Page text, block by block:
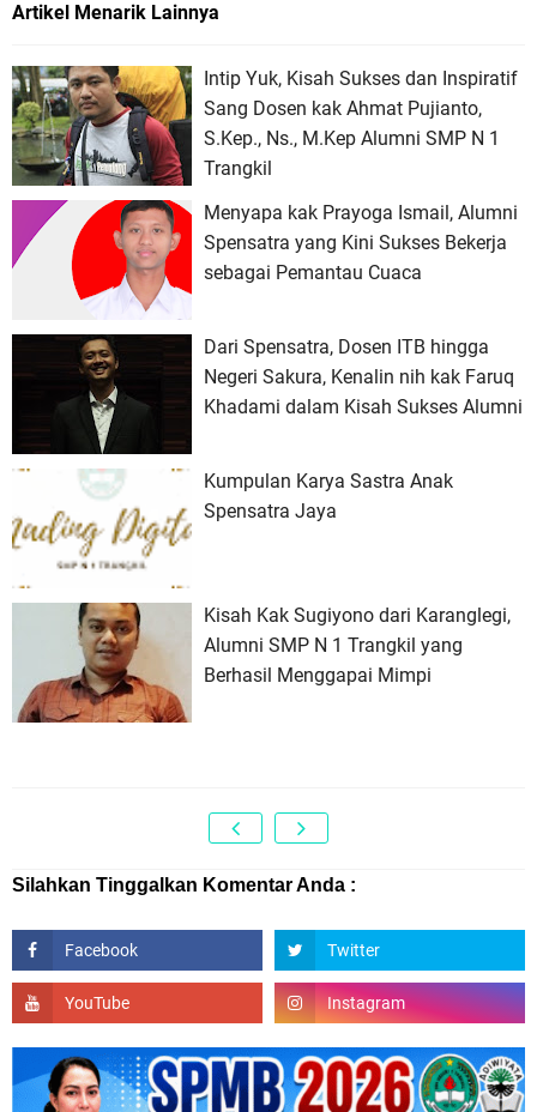
Artikel Menarik Lainnya
Intip Yuk, Kisah Sukses dan Inspiratif
Sang Dosen kak Ahmat Pujianto,
S.Kep., Ns., M.Kep Alumni SMP N 1
Trangkil
Menyapa kak Prayoga Ismail, Alumni
Spensatra yang Kini Sukses Bekerja
sebagai Pemantau Cuaca
Dari Spensatra, Dosen ITB hingga
Negeri Sakura, Kenalin nih kak Faruq
Khadami dalam Kisah Sukses Alumni
Kumpulan Karya Sastra Anak
Spensatra Jaya
Kisah Kak Sugiyono dari Karanglegi,
Alumni SMP N 1 Trangkil yang
Berhasil Menggapai Mimpi
Silahkan Tinggalkan Komentar Anda :